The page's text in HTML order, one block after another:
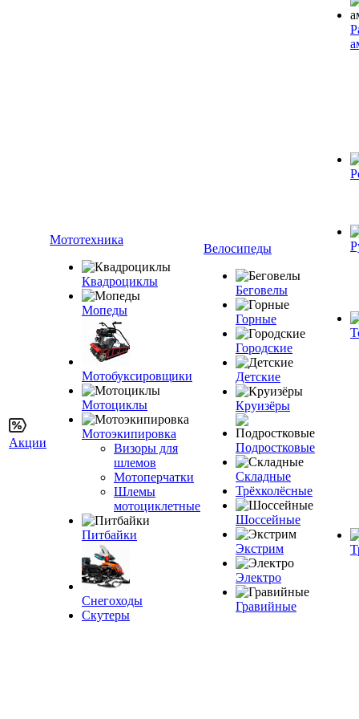
Акции
Мототехника
Квадроциклы
Мопеды
Мотобуксировщики
Мотоциклы
Мотоэкипировка
Визоры для
шлемов
Мотоперчатки
Шлемы
мотоциклетные
Питбайки
Снегоходы
Скутеры
Велосипеды
Беговелы
Горные
Городские
Детские
Круизёры
Подростковые
Складные
Трёхколёсные
Шоссейные
Экстрим
Электро
Гравийные